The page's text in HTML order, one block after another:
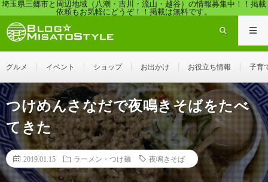
埼玉県三郷市と周辺地域（八潮・吉川・流山・越谷）の情報募集中！！掲載
依頼もお気軽にどうぞ！！掲載は無料です。
グルメ イベント ショップ お出かけ お役立ち情報 子育
つけめんさなだで夜鳴きそばをたべ
てきた
2019.01.15 ラーメン・つけ麺 夜鳴きそば